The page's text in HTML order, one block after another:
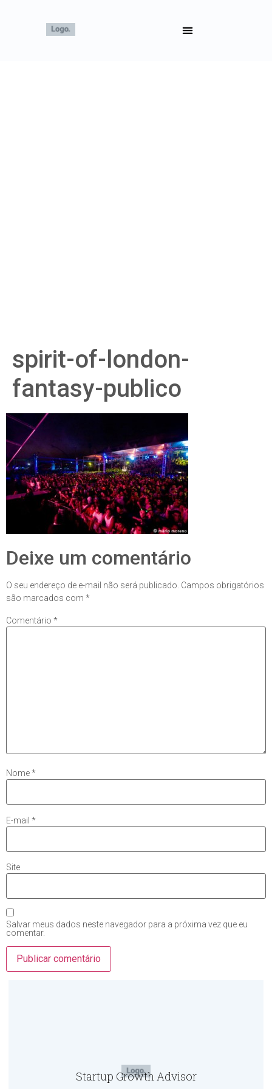
spirit-of-london-
fantasy-publico
Deixe um comentário
O seu endereço de e-mail não será publicado. Campos obrigatórios
são marcados com *
Comentário *
Nome*
E-mail *
Site
Salvar meus dados neste navegador para a próxima vez que eu
comentar.
Startup Growth Advisor